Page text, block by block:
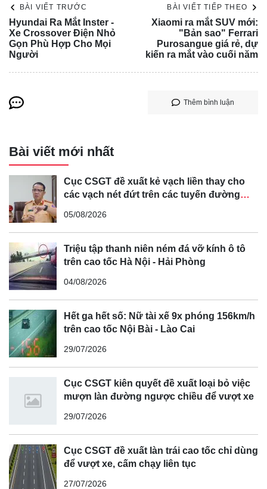
Hai phụ nữ tử vong là mẹ con, trú tại phường 7, TP Vũng
Tàu, khi đang dừng xe chờ đèn đỏ trên đường Lê Quý
Đôn. Bốn người khác bị thương nặng đã được đưa đi cấp
cứu.
Cảnh sát đã phong toả một đoạn đường dài, đưa nữ tài xế
gây tai nạn về đồn để lấy lời khai và điều tra nguyên nhân.
BÀI VIẾT TRƯỚC
Hyundai Ra Mắt Inster -
Xe Crossover Điện Nhỏ
Gọn Phù Hợp Cho Mọi
Người
BÀI VIẾT TIẾP THEO
Xiaomi ra mắt SUV mới:
"Bản sao" Ferrari
Purosangue giá rẻ, dự
kiến ra mắt vào cuối năm
Thêm bình luận
Bài viết mới nhất
Cục CSGT đề xuất kẻ vạch liền thay cho
các vạch nét đứt trên các tuyến đường
05/08/2026
Triệu tập thanh niên ném đá vỡ kính ô tô
trên cao tốc Hà Nội - Hải Phòng
04/08/2026
Hết ga hết số: Nữ tài xế 9x phóng 156km/h
trên cao tốc Nội Bài - Lào Cai
29/07/2026
Cục CSGT kiên quyết đề xuất loại bỏ việc
mượn làn đường ngược chiều để vượt xe
29/07/2026
Cục CSGT đề xuất làn trái cao tốc chỉ dùng
để vượt xe, cấm chạy liên tục
27/07/2026